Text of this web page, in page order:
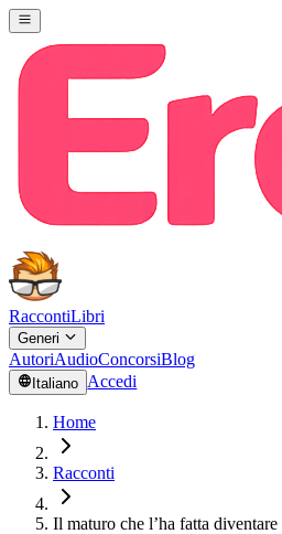
RaccontiLibri
Generi
AutoriAudioConcorsiBlog
Italiano Accedi
Home
Racconti
Il maturo che l’ha fatta diventare